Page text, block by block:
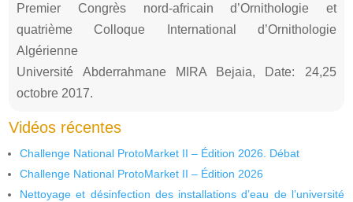
Premier Congrès nord-africain d’Ornithologie et
quatrième Colloque International d’Ornithologie
Algérienne
Université Abderrahmane MIRA Bejaia, Date: 24,25
octobre 2017.
Vidéos récentes
Challenge National ProtoMarket II – Édition 2026. Débat
Challenge National ProtoMarket II – Édition 2026
Nettoyage et désinfection des installations d’eau de l’université